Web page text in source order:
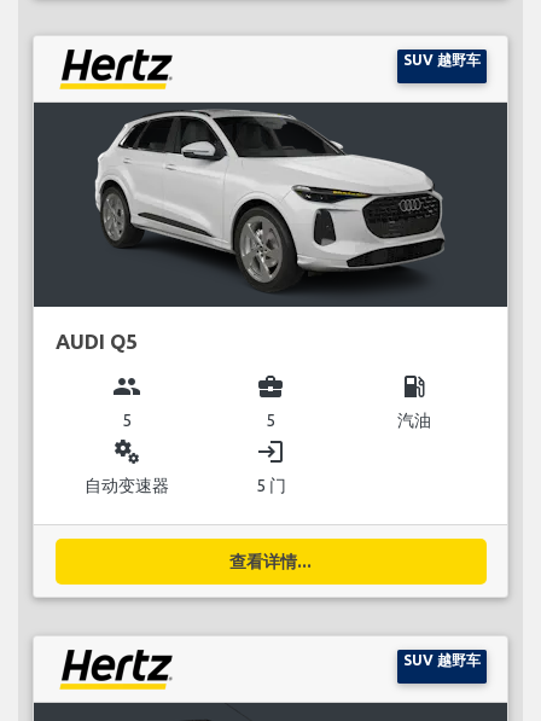
SUV 越野车
AUDI Q5
group
5
business_center
5
local_gas_station
汽油
miscellaneous_services
自动变速器
login
5 门
查看详情...
SUV 越野车